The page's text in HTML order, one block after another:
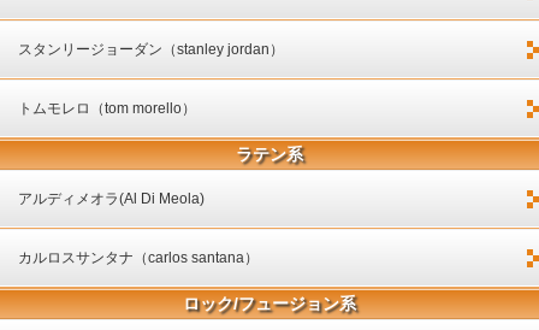
スタンリージョーダン（stanley jordan）
トムモレロ（tom morello）
ラテン系
アルディメオラ(Al Di Meola)
カルロスサンタナ（carlos santana）
ロック/フュージョン系